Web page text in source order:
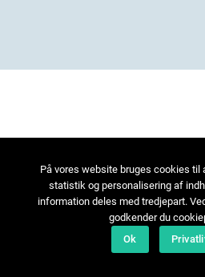
På vores website bruges cookies til
statistik og personalisering af
information deles med tredjepart.
godkender du
Ok